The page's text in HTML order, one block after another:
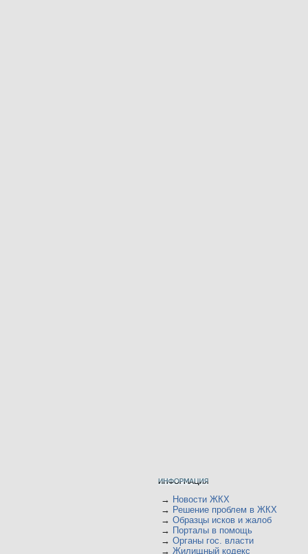
→ Новости ЖКХ
→ Решение проблем в ЖКХ
→ Образцы исков и жалоб
→ Порталы в помощь
→ Органы гос. власти
→ Жилищный кодекс